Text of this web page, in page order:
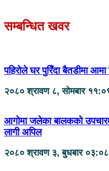
सम्बन्धित खवर
पहिरोले घर पुरिँदा बैतडीमा आमा
२०८० श्रावण ८, सोमबार
आगोमा जलेका बालकको
लागी अपिल
२०८० श्रावण ३, बुधबार ०३:०८